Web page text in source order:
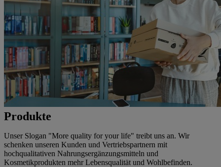
Produkte
Unser Slogan "More quality for your life" treibt uns an. Wir
schenken unseren Kunden und Vertriebspartnern mit
hochqualitativen Nahrungsergänzungsmitteln und
Kosmetikprodukten mehr Lebensqualität und Wohlbefinden.